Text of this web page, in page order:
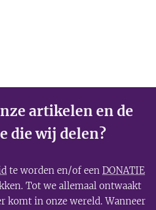
artikelen en de
die wij delen?
te worden en/of een DONATIE
Tot we allemaal ontwaakt
komt in onze wereld. Wanneer